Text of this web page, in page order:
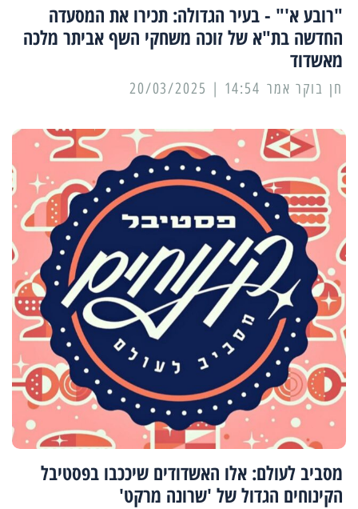
"רובע א'" - בעיר הגדולה: תכירו את המסעדה
החדשה בת"א של זוכה משחקי השף אביתר מלכה
מאשדוד
14:54 | 20/03/2025
מסביב לעולם: אלו האשדודים שיככבו בפסטיבל
הקינוחים הגדול של 'שרונה מרקט'